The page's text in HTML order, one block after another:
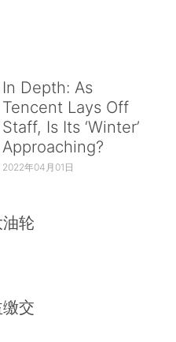
In Depth: As
Tencent Lays Off
Staff, Is Its ‘Winter’
Approaching?
2022年04月01日
轮
交